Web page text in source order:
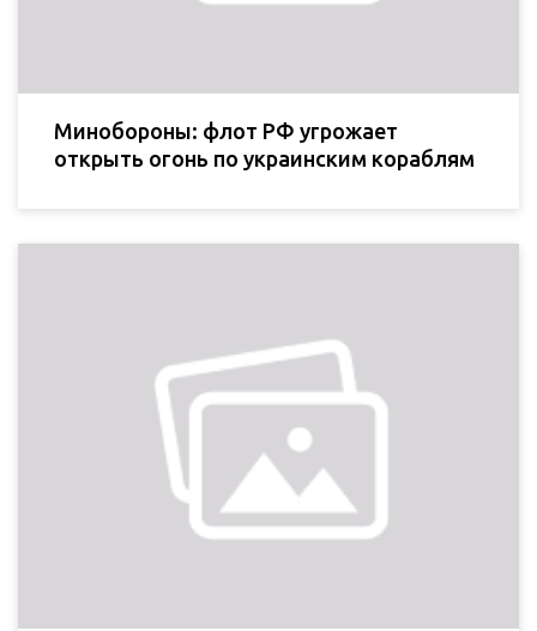
Минобороны: флот РФ угрожает
открыть огонь по украинским кораблям